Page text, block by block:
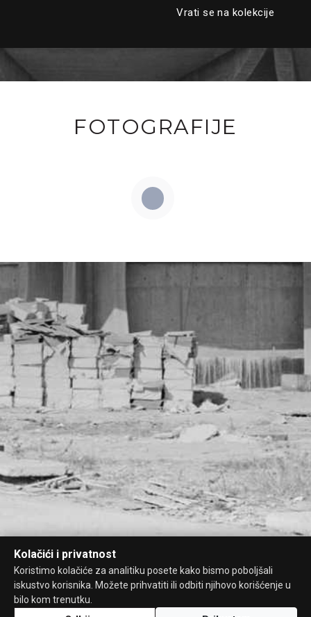
Vrati se na kolekcije
FOTOGRAFIJE
Kolačići i privatnost
Koristimo kolačiće za analitiku posete kako bismo poboljšali
iskustvo korisnika. Možete prihvatiti ili odbiti njihovo korišćenje u
bilo kom trenutku.